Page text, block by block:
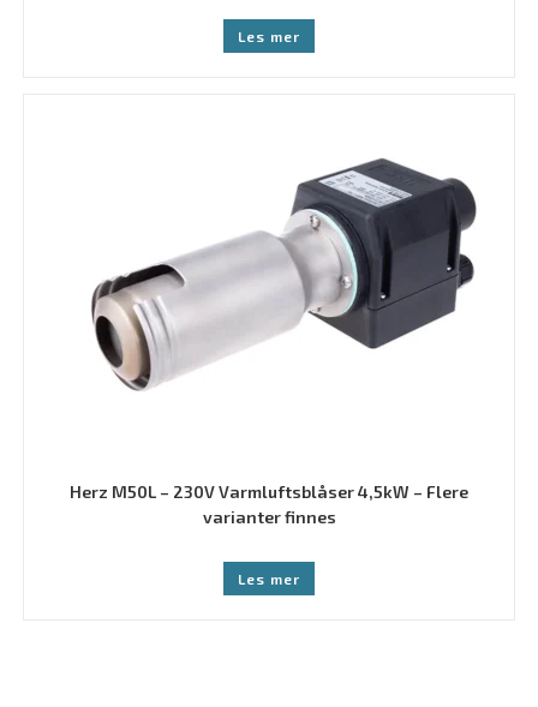
Les mer
Herz M50L – 230V Varmluftsblåser 4,5kW – Flere
varianter finnes
Les mer